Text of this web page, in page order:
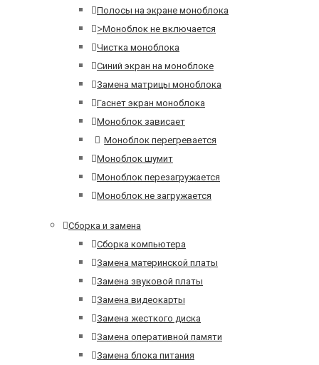
Полосы на экране моноблока
>Моноблок не включается
Чистка моноблока
Синий экран на моноблоке
Замена матрицы моноблока
Гаснет экран моноблока
Моноблок зависает
Моноблок перегревается
Моноблок шумит
Моноблок перезагружается
Моноблок не загружается
Сборка и замена
Сборка компьютера
Замена материнской платы
Замена звуковой платы
Замена видеокарты
Замена жесткого диска
Замена оперативной памяти
Замена блока питания